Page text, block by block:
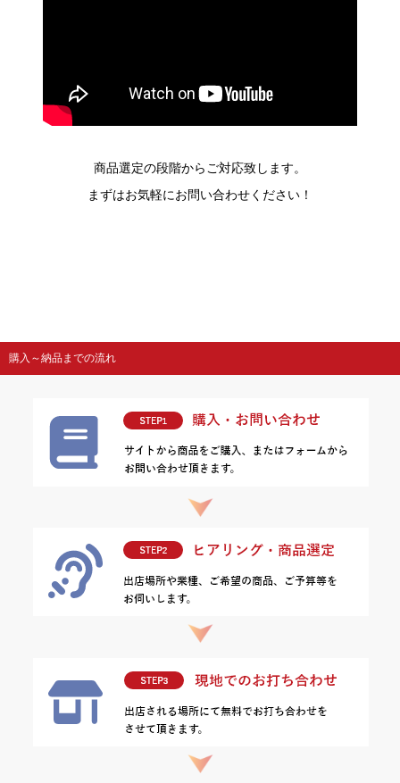
商品選定の段階からご対応致します。
まずはお気軽にお問い合わせください！
購入～納品までの流れ